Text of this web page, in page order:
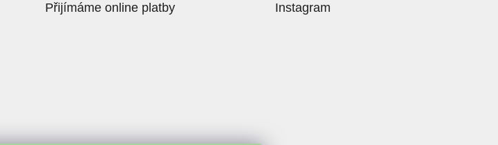
Přijímáme online platby Instagram